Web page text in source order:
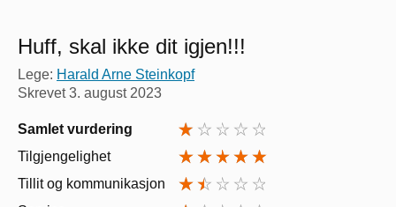
Huff, skal ikke dit igjen!!!
Lege: Harald Arne Steinkopf
Skrevet3. august 2023
Samlet vurdering
Tilgjengelighet
Tillit og kommunikasjon